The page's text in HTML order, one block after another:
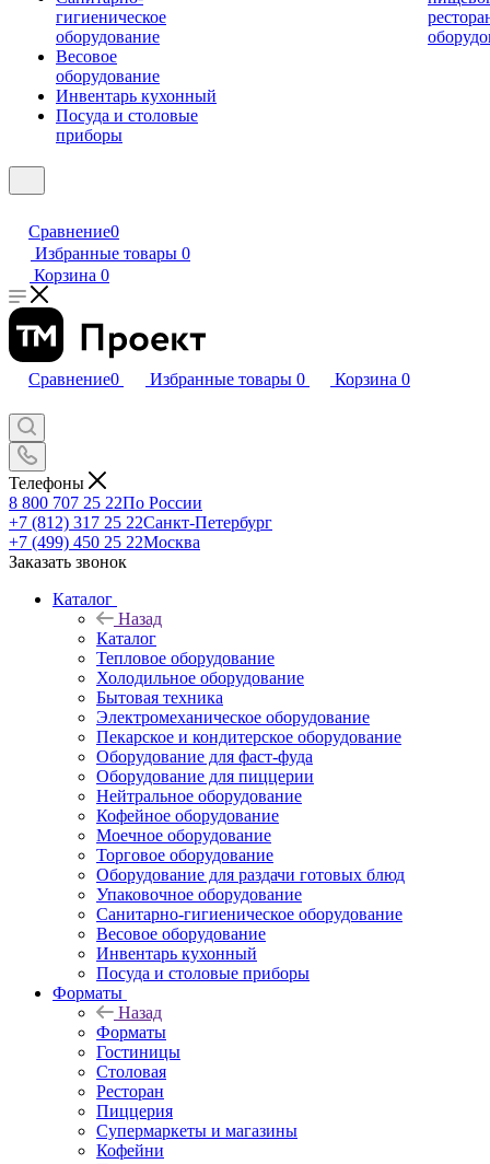
гигиеническое
оборудование
Весовое
оборудование
Инвентарь кухонный
Посуда и столовые
приборы
Сравнение0
Избранные товары 0
Корзина 0
Сравнение0 Избранные товары 0 Корзина 0
Телефоны
8 800 707 25 22По России
+7 (812) 317 25 22Санкт-Петербург
+7 (499) 450 25 22Москва
Заказать звонок
Каталог
Назад
Каталог
Тепловое оборудование
Холодильное оборудование
Бытовая техника
Электромеханическое оборудование
Пекарское и кондитерское оборудование
Оборудование для фаст-фуда
Оборудование для пиццерии
Нейтральное оборудование
Кофейное оборудование
Моечное оборудование
Торговое оборудование
Оборудование для раздачи готовых блюд
Упаковочное оборудование
Санитарно-гигиеническое оборудование
Весовое оборудование
Инвентарь кухонный
Посуда и столовые приборы
Форматы
Назад
Форматы
Гостиницы
Столовая
Ресторан
Пиццерия
Супермаркеты и магазины
Кофейни